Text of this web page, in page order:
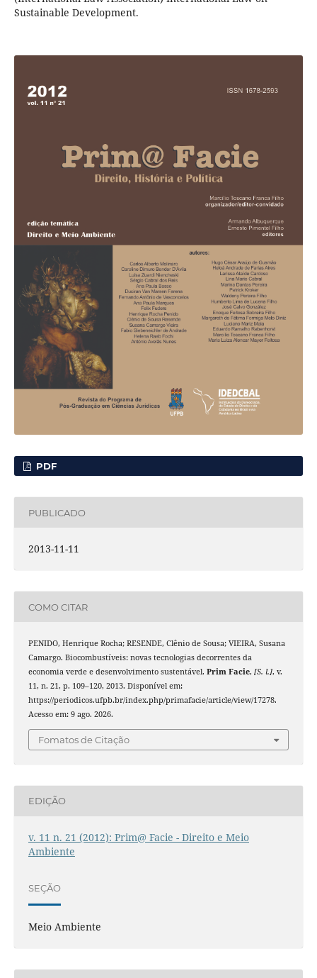
Sustainable Development.
PDF
PUBLICADO
2013-11-11
COMO CITAR
PENIDO, Henrique Rocha; RESENDE, Clênio de Sousa; VIEIRA, Susana
Camargo. Biocombustíveis: novas tecnologias decorrentes da
economia verde e desenvolvimento sustentável. Prim Facie, [S. l.], v.
11, n. 21, p. 109–120, 2013. Disponível em:
https://periodicos.ufpb.br/index.php/primafacie/article/view/17278.
Acesso em: 9 ago. 2026.
Fomatos de Citação
EDIÇÃO
v. 11 n. 21 (2012): Prim@ Facie - Direito e Meio
Ambiente
SEÇÃO
Meio Ambiente